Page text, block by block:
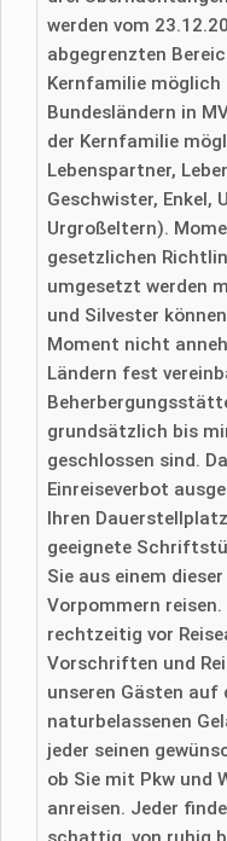
werden vom
abgegrenzten
Kernfamilie möglich
Bundesländern in
der Kernfamilie
Lebenspartner,
Geschwister, Enkel,
Urgroßeltern).
gesetzlichen
umgesetzt werden
und Silvester
Moment nicht
Ländern fest
grundsätzlich bis
geschlossen sind.
Einreiseverbot
Ihren
geeignete
Sie aus einem
Vorpommern
rechtzeitig vor
Vorschriften und
unseren Gästen auf
naturbelassenen
jeder seinen
ob Sie mit Pkw und
anreisen. Jeder